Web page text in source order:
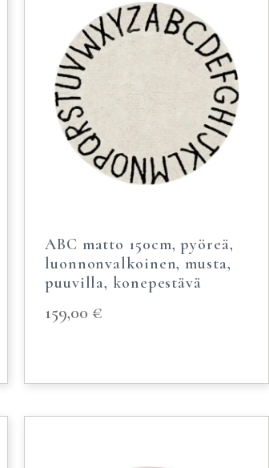
ABC matto 150cm, pyöreä,
luonnonvalkoinen, musta,
puuvilla, konepestävä
159,00 €